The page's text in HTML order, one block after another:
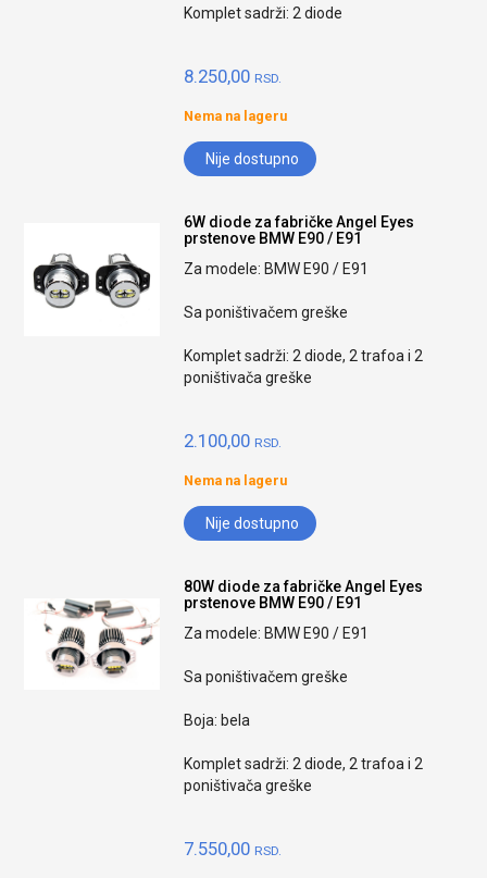
Komplet sadrži: 2 diode
8.250,00 RSD.
Nema na lageru
Nije dostupno
6W diode za fabričke Angel Eyes
prstenove BMW E90 / E91
Za modele: BMW E90 / E91
Sa poništivačem greške
Komplet sadrži: 2 diode, 2 trafoa i 2
poništivača greške
2.100,00 RSD.
Nema na lageru
Nije dostupno
80W diode za fabričke Angel Eyes
prstenove BMW E90 / E91
Za modele: BMW E90 / E91
Sa poništivačem greške
Boja: bela
Komplet sadrži: 2 diode, 2 trafoa i 2
poništivača greške
7.550,00 RSD.